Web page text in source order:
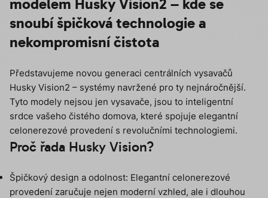
modelem Husky Vision2 – kde se
snoubí špičková technologie a
nekompromisní čistota
Představujeme novou generaci centrálních vysavačů
Husky Vision2 – systémy navržené pro ty nejnáročnější.
Tyto modely nejsou jen vysavače, jsou to inteligentní
srdce vašeho čistého domova, které spojuje elegantní
celonerezové provedení s revolučními technologiemi.
Proč řada Husky Vision?
Špičkový design a odolnost: Elegantní celonerezové
provedení zaručuje nejen moderní vzhled, ale i dlouhou